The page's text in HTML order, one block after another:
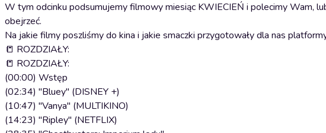
W tym odcinku podsumujemy filmowy miesiąc KWIECIEŃ i polecimy Wam,
obejrzeć.
Na jakie filmy poszliśmy do kina i jakie smaczki przygotowały dla nas
📒 ROZDZIAŁY:
📒 ROZDZIAŁY:
(00:00) Wstęp
(02:34) "Bluey" (DISNEY +)
(10:47) "Vanya" (MULTIKINO)
(14:23) "Ripley" (NETFLIX)